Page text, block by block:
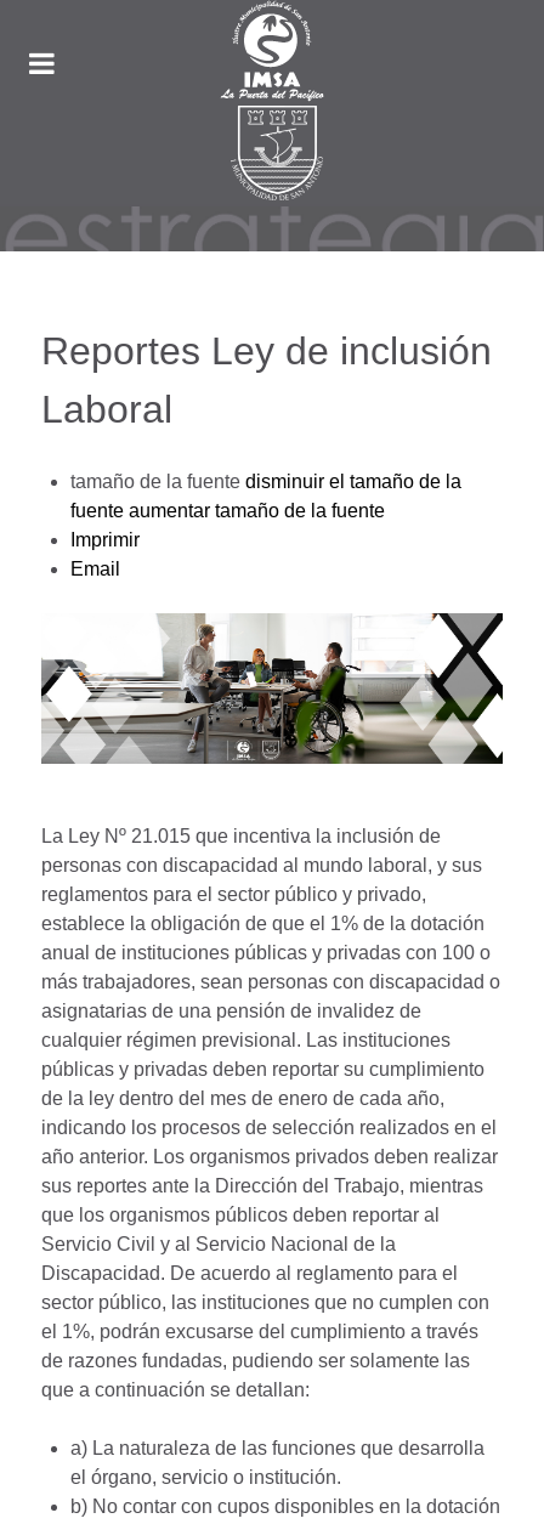
Reportes Ley de inclusión
Laboral
tamaño de la fuente disminuir el tamaño de la
fuente aumentar tamaño de la fuente
Imprimir
Email
La Ley Nº 21.015 que incentiva la inclusión de
personas con discapacidad al mundo laboral, y sus
reglamentos para el sector público y privado,
establece la obligación de que el 1% de la dotación
anual de instituciones públicas y privadas con 100 o
más trabajadores, sean personas con discapacidad o
asignatarias de una pensión de invalidez de
cualquier régimen previsional. Las instituciones
públicas y privadas deben reportar su cumplimiento
de la ley dentro del mes de enero de cada año,
indicando los procesos de selección realizados en el
año anterior. Los organismos privados deben realizar
sus reportes ante la Dirección del Trabajo, mientras
que los organismos públicos deben reportar al
Servicio Civil y al Servicio Nacional de la
Discapacidad. De acuerdo al reglamento para el
sector público, las instituciones que no cumplen con
el 1%, podrán excusarse del cumplimiento a través
de razones fundadas, pudiendo ser solamente las
que a continuación se detallan:
a) La naturaleza de las funciones que desarrolla
el órgano, servicio o institución.
b) No contar con cupos disponibles en la dotación